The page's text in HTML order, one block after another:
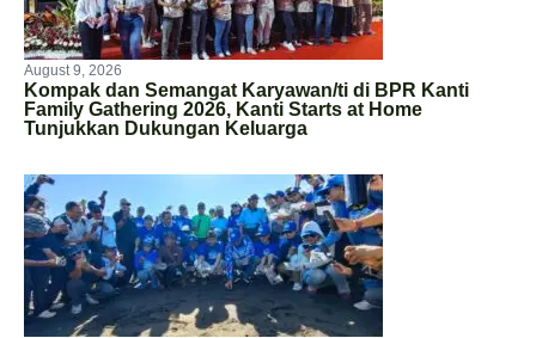
August 9, 2026
Kompak dan Semangat Karyawan/ti di BPR Kanti
Family Gathering 2026, Kanti Starts at Home
Tunjukkan Dukungan Keluarga